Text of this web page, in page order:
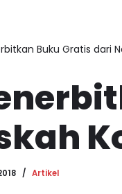
Buku Gratis dari
Artikel